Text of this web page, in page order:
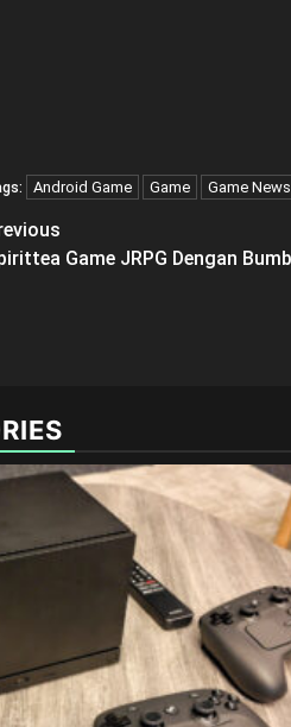
Android Game Game Game News
Game JRPG Dengan